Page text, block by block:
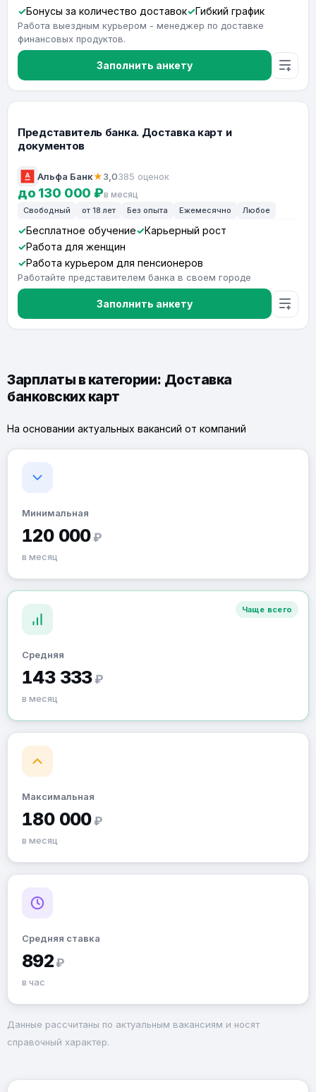
Бонусы за количество доставок Гибкий график
Работа выездным курьером - менеджер по доставке
финансовых продуктов.
Заполнить анкету
Представитель банка. Доставка карт и
документов
Альфа Банк★3,0385 оценок
до 130 000 ₽в месяц
Свободный от 18 лет Без опыта Ежемесячно Любое
Бесплатное обучение
Карьерный рост
Работа для женщин
Работа курьером для пенсионеров
Работайте представителем банка в своем городе
Заполнить анкету
Зарплаты в категории: Доставка
банковских карт
На основании актуальных вакансий от компаний
Минимальная
120 000 ₽
в месяц
Чаще всего
Средняя
143 333 ₽
в месяц
Максимальная
180 000 ₽
в месяц
Средняя ставка
892 ₽
в час
Данные рассчитаны по актуальным вакансиям и носят
справочный характер.